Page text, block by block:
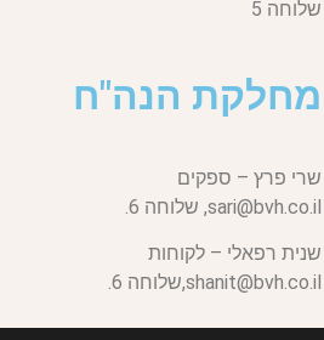
שלוחה 5
מחלקת הנה"ח
שרי פרץ – ספקים
sari@bvh.co.il, שלוחה 6.
שנית רפאלי – לקוחות
shanit@bvh.co.il, שלוחה 6.